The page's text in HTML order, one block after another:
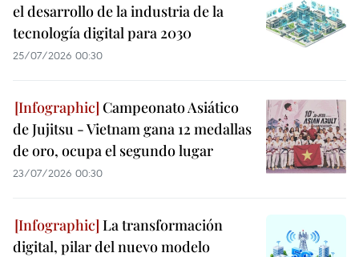
el desarrollo de la industria de la
tecnología digital para 2030
25/07/2026 00:30
Campeonato Asiático
de Jujitsu - Vietnam gana 12 medallas
de oro, ocupa el segundo lugar
23/07/2026 00:30
La transformación
digital, pilar del nuevo modelo